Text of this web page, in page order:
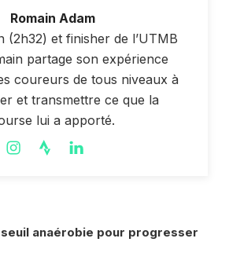
Romain Adam
(2h32) et finisher de l’UTMB
partage son expérience
coureurs de tous niveaux à
et transmettre ce que la
lui a apporté.
anaérobie pour progresser